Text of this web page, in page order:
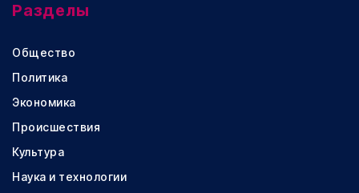
Разделы
Общество
Политика
Экономика
Происшествия
Культура
Наука и технологии